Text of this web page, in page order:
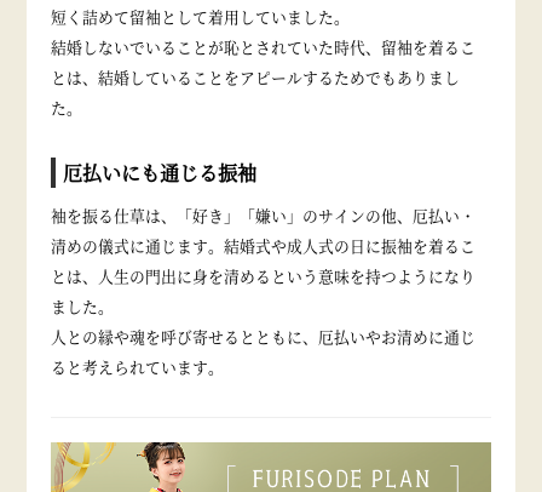
短く詰めて留袖として着用していました。
結婚しないでいることが恥とされていた時代、留袖を着るこ
とは、結婚していることをアピールするためでもありまし
た。
厄払いにも通じる振袖
袖を振る仕草は、「好き」「嫌い」のサインの他、厄払い・
清めの儀式に通じます。結婚式や成人式の日に振袖を着るこ
とは、人生の門出に身を清めるという意味を持つようになり
ました。
人との縁や魂を呼び寄せるとともに、厄払いやお清めに通じ
ると考えられています。